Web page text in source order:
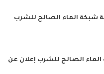
شبكة الماء الصالح للشرب
الصالح للشرب إعلان عن